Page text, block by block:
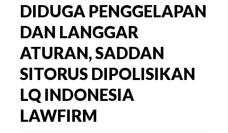
DIDUGA PENGGELAPAN
DAN LANGGAR
ATURAN, SADDAN
SITORUS DIPOLISIKAN
LQ INDONESIA
LAWFIRM